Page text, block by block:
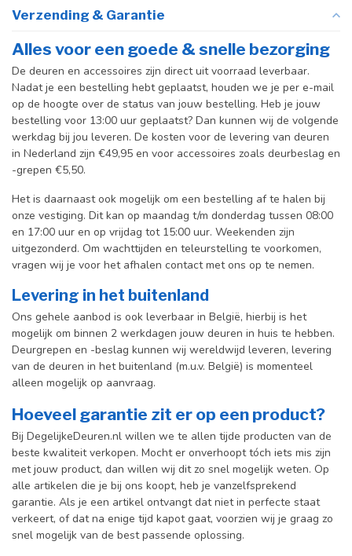
Verzending & Garantie
Alles voor een goede & snelle bezorging
De deuren en accessoires zijn direct uit voorraad leverbaar.
Nadat je een bestelling hebt geplaatst, houden we je per e-mail
op de hoogte over de status van jouw bestelling. Heb je jouw
bestelling voor 13:00 uur geplaatst? Dan kunnen wij de volgende
werkdag bij jou leveren. De kosten voor de levering van deuren
in Nederland zijn €49,95 en voor accessoires zoals deurbeslag en
-grepen €5,50.
Het is daarnaast ook mogelijk om een bestelling af te halen bij
onze vestiging. Dit kan op maandag t/m donderdag tussen 08:00
en 17:00 uur en op vrijdag tot 15:00 uur. Weekenden zijn
uitgezonderd. Om wachttijden en teleurstelling te voorkomen,
vragen wij je voor het afhalen contact met ons op te nemen.
Levering in het buitenland
Ons gehele aanbod is ook leverbaar in België, hierbij is het
mogelijk om binnen 2 werkdagen jouw deuren in huis te hebben.
Deurgrepen en -beslag kunnen wij wereldwijd leveren, levering
van de deuren in het buitenland (m.u.v. België) is momenteel
alleen mogelijk op aanvraag.
Hoeveel garantie zit er op een product?
Bij DegelijkeDeuren.nl willen we te allen tijde producten van de
beste kwaliteit verkopen. Mocht er onverhoopt tóch iets mis zijn
met jouw product, dan willen wij dit zo snel mogelijk weten. Op
alle artikelen die je bij ons koopt, heb je vanzelfsprekend
garantie. Als je een artikel ontvangt dat niet in perfecte staat
verkeert, of dat na enige tijd kapot gaat, voorzien wij je graag zo
snel mogelijk van de best passende oplossing.